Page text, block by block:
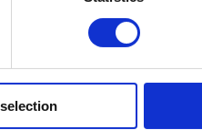
mit Zurückhaltung zur